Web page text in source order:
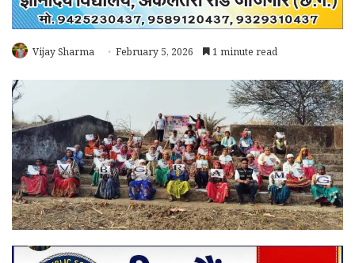
Vijay Sharma February 5, 2026 1 minute read